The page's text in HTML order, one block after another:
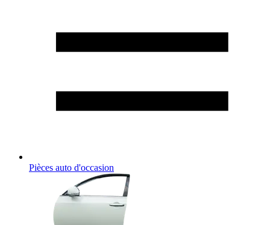
Pièces auto d'occasion